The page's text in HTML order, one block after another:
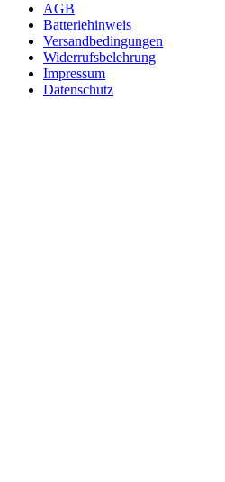
AGB
Batteriehinweis
Versandbedingungen
Widerrufsbelehrung
Impressum
Datenschutz